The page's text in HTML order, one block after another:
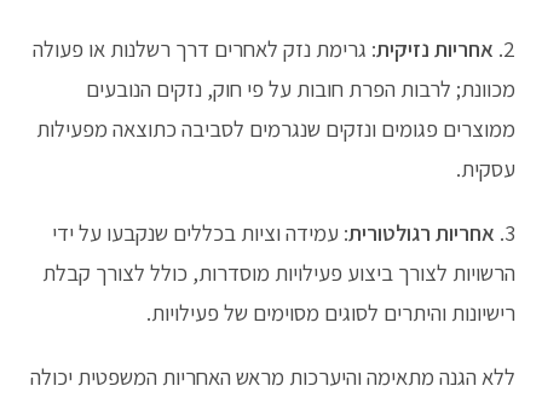
2. אחריות נזיקית: גרימת נזק לאחרים דרך רשלנות או פעולה
מכוונת; לרבות הפרת חובות על פי חוק, נזקים הנובעים
ממוצרים פגומים ונזקים שנגרמים לסביבה כתוצאה מפעילות
עסקית.
3. אחריות רגולטורית: עמידה וציות בכללים שנקבעו על ידי
הרשויות לצורך ביצוע פעילויות מוסדרות, כולל לצורך קבלת
רישיונות והיתרים לסוגים מסוימים של פעילויות.
ללא הגנה מתאימה והיערכות מראש האחריות המשפטית יכולה